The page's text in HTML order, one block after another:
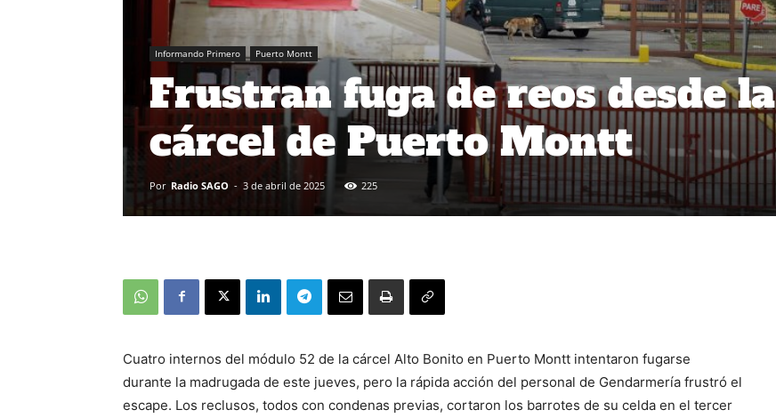
Informando Primero Puerto Montt
Frustran fuga de reos desde la
cárcel de Puerto Montt
Por Radio SAGO - 3 de abril de 2025 225
Cuatro internos del módulo 52 de la cárcel Alto Bonito en Puerto Montt intentaron fugarse
durante la madrugada de este jueves, pero la rápida acción del personal de Gendarmería frustró el
escape. Los reclusos, todos con condenas previas, cortaron los barrotes de su celda en el tercer